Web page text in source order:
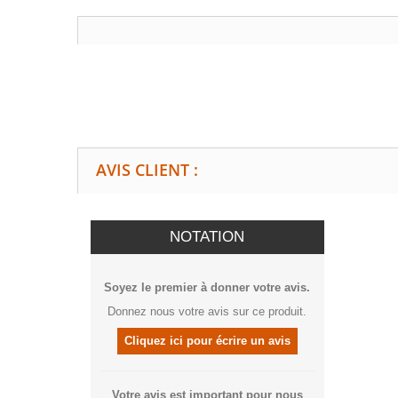
AVIS CLIENT :
NOTATION
Soyez le premier à donner votre avis.
Donnez nous votre avis sur ce produit.
Cliquez ici pour écrire un avis
Votre avis est important pour nous